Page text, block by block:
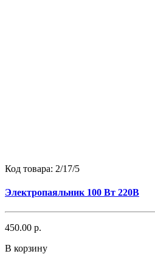
Код товара: 2/17/5
Электропаяльник 100 Вт 220В
450.00 р.
В корзину